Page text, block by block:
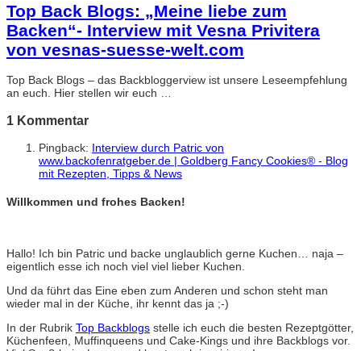
Top Back Blogs: „Meine liebe zum
Backen“- Interview mit Vesna Privitera
von vesnas-suesse-welt.com
Top Back Blogs – das Backbloggerview ist unsere Leseempfehlung
an euch. Hier stellen wir euch …
1 Kommentar
Pingback: Interview durch Patric von
www.backofenratgeber.de | Goldberg Fancy Cookies® - Blog
mit Rezepten, Tipps & News
Willkommen und frohes Backen!
Hallo! Ich bin Patric und backe unglaublich gerne Kuchen… naja –
eigentlich esse ich noch viel viel lieber Kuchen.
Und da führt das Eine eben zum Anderen und schon steht man
wieder mal in der Küche, ihr kennt das ja ;-)
In der Rubrik Top Backblogs stelle ich euch die besten Rezeptgötter,
Küchenfeen, Muffinqueens und Cake-Kings und ihre Backblogs vor.